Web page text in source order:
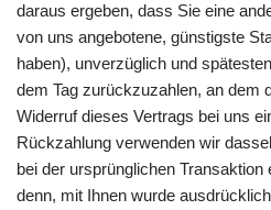
daraus ergeben, dass Sie eine
von uns angebotene, günstigste
haben), unverzüglich und
dem Tag zurückzuzahlen, an dem
Widerruf dieses Vertrags bei uns
Rückzahlung verwenden wir
bei der ursprünglichen
denn, mit Ihnen wurde